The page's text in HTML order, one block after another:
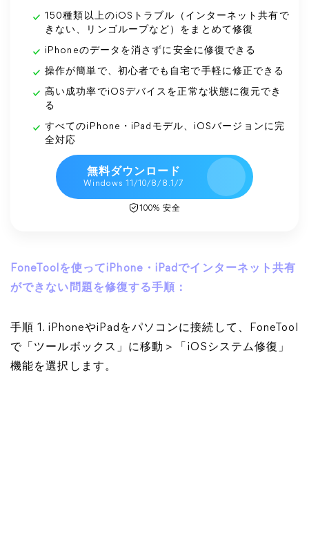
150種類以上のiOSトラブル（インターネット共有で
きない、リンゴループなど）をまとめて修復
iPhoneのデータを消さずに安全に修復できる
操作が簡単で、初心者でも自宅で手軽に修正できる
高い成功率でiOSデバイスを正常な状態に復元でき
る
すべてのiPhone・iPadモデル、iOSバージョンに完
全対応
無料ダウンロード
Windows 11/10/8/8.1/7
100% 安全
FoneToolを使ってiPhone・iPadでインターネット共有
ができない問題を修復する手順：
手順 1. iPhoneやiPadをパソコンに接続して、FoneTool
で「ツールボックス」に移動＞「iOSシステム修復」
機能を選択します。